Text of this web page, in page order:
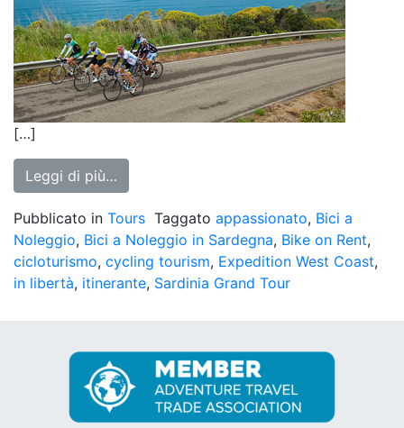
[…]
Leggi di più…
Pubblicato in Tours Taggato appassionato, Bici a
Noleggio, Bici a Noleggio in Sardegna, Bike on Rent,
cicloturismo, cycling tourism, Expedition West Coast,
in libertà, itinerante, Sardinia Grand Tour